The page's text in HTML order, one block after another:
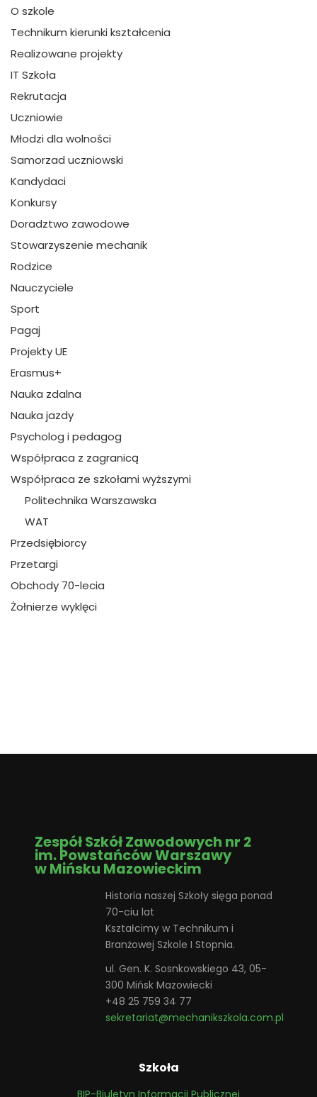
O szkole
Technikum kierunki kształcenia
Realizowane projekty
IT Szkoła
Rekrutacja
Uczniowie
Młodzi dla wolności
Samorzad uczniowski
Kandydaci
Konkursy
Doradztwo zawodowe
Stowarzyszenie mechanik
Rodzice
Nauczyciele
Sport
Pagaj
Projekty UE
Erasmus+
Nauka zdalna
Nauka jazdy
Psycholog i pedagog
Współpraca z zagranicą
Współpraca ze szkołami wyższymi
Politechnika Warszawska
WAT
Przedsiębiorcy
Przetargi
Obchody 70-lecia
Żołnierze wyklęci
Zespół Szkół Zawodowych nr 2
im. Powstańców Warszawy
w Mińsku Mazowieckim
Historia naszej Szkoły sięga ponad
70-ciu lat
Kształcimy w Technikum i
Branżowej Szkole I Stopnia.
ul. Gen. K. Sosnkowskiego 43, 05-
300 Mińsk Mazowiecki
+48 25 759 34 77
sekretariat@mechanikszkola.com.pl
Szkoła
BIP-Biuletyn Informacji Publicznej